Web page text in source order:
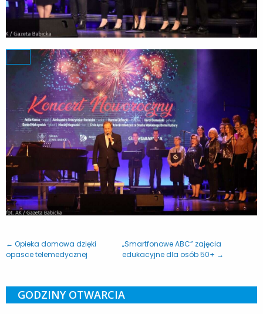
← Opieka domowa dzięki
opasce telemedycznej
„Smartfonowe ABC” zajęcia
edukacyjne dla osób 50+ →
GODZINY OTWARCIA